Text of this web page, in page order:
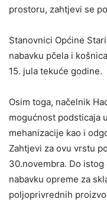
prostoru, zahtjevi se
Stanovnici Općine
nabavku pčela i
15. jula tekuće godine.
Osim toga, načelnik
mogućnost podsticaja
mehanizacije kao i
Zahtjevi za ovu vrstu
30.novembra. Do
nabavku opreme za
poljoprivrednih